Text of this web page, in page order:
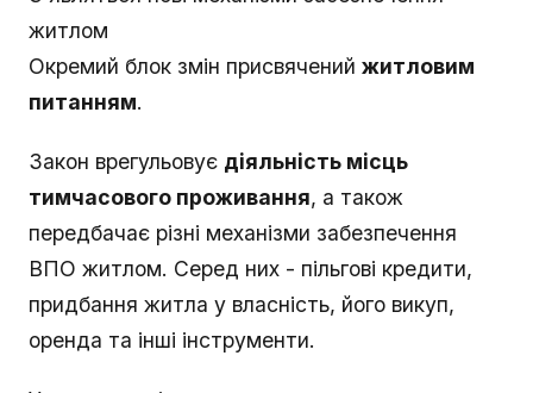
житлом
Окремий блок змін присвячений житловим
питанням.
Закон врегульовує діяльність місць
тимчасового проживання, а також
передбачає різні механізми забезпечення
ВПО житлом. Серед них - пільгові кредити,
придбання житла у власність, його викуп,
оренда та інші інструменти.